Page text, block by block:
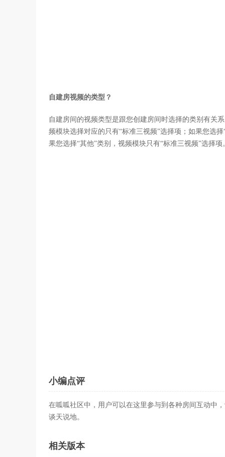
自建房视频的类型？
自建房间的视频类型是跟您创建房间时选择的类别有关
频模块选择对应的只有“标准三视频”选择项；如果您选
果您选择“其他”类别，视频模块只有“标准三视频”选择项
小编点评
在呱呱社区中，用户可以在这里参与到各种房间互动中
谈天说地。
相关版本